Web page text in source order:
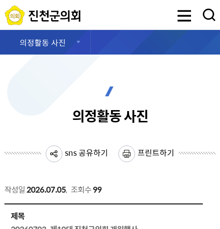
진천군의회
의정활동 사진
의정활동 사진
sns 공유하기 프린트하기
작성일2026.07.05, 조회수99
제목